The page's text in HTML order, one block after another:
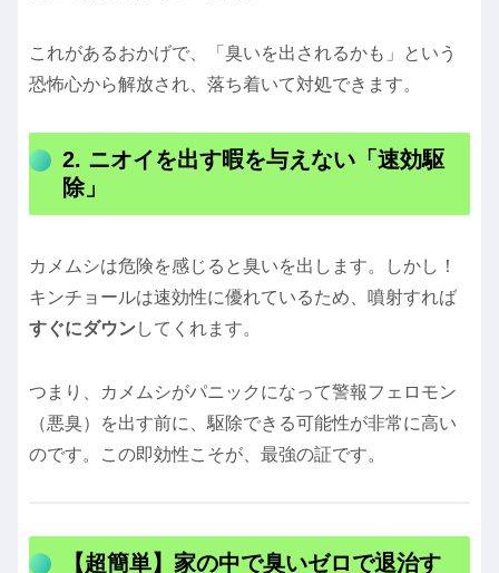
これがあるおかげで、「臭いを出されるかも」という
恐怖心から解放され、落ち着いて対処できます。
2. ニオイを出す暇を与えない「速効駆
除」
カメムシは危険を感じると臭いを出します。しかし！
キンチョールは速効性に優れているため、噴射すれば
すぐにダウンしてくれます。
つまり、カメムシがパニックになって警報フェロモン
（悪臭）を出す前に、駆除できる可能性が非常に高い
のです。この即効性こそが、最強の証です。
【超簡単】家の中で臭いゼロで退治す